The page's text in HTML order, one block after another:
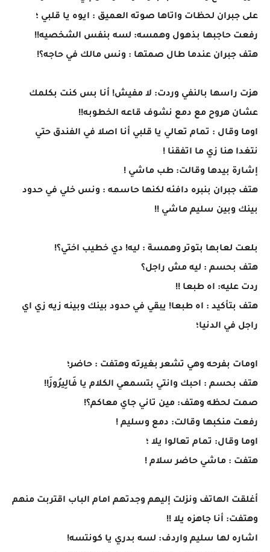
على جبران لحظات واتاها صوته العميق : ايوه يا قلبي ؛
رفعت حاجبها بذهول وهمسه: لسه بنفس الشخصيه!!
هتف جبران عندما طال صمتها : ونس مالك في حاجه؟!
هزت راسها بالنفي وردت: لا مفيش! أنا بس كنت بكلمك
عشان هروح مع دمع نشوف قاعه الخطوبه!!
اوما وقال : تمام تعالي يا قلبي أنا اصلا في الفندق حتي
نتغدا هنا زي ما اتفقنا !
إشارة بيدها وقالت: طب ماشي !
هتف جبران بنبره دافئه لكنها حاسمه : ونس خلي في حدود
بينك وبين سليم ماشي !!
بلعت لعابها بتوتر وهمسة : ليه! دي خطيب اختي؟!
هتف بحسم : ليه مش راجل؟
ردت عليه: اه طبعا !!
هتف بتأكيد : اه طبعا! يبقي في حدود بينك وبينه زيه زي اي
راجل في الدنيا؛
اومات بفرحه وهي تشعر بغيرته وهتفت : حاضر؛
هتف بحسم : احبك وانتي بتسمعي الكلام يا فَالِيرُوزَ!!
صمت لحظه وهتف: مين تاني جاي معاكم؟!
رفعت منكبها وقالت: دمع وسليم !
اوما وقال: تمام تعالوا يلا ؛
هتفت : ماشي حاضر سلام !
أغلقت الهاتف ونزلت إليهم وجدتهم امام الباب اقتربت منهم
وهتفت: أنا جاهزه يلا !!
اشاره لها سليم واردف: لسه بدري يا كونتسه!